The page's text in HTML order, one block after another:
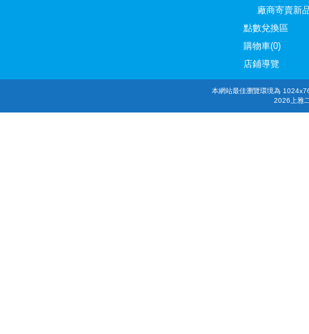
廠商寄賣新
點數兌換區
購物車(0)
店鋪導覽
本網站最佳瀏覽環境為
2026上雅